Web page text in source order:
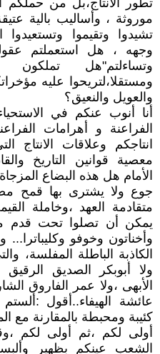
تطور الانتاج،بل من حملكم
موروثة ، وأساليب بالية
تشيدوا وتقيموا وتستعيدوا
وجهه ، هل استعملتم
وتساءلتم"هل
ومستقلا،لتريحوا عليه
والعويل والنعيق؟
أنا أنوب عنكم في
الفراعنة و أهرامات
انتاجكم وعلاقات الانتاج
معصية قوانين التاريخ
الأمام هل هذه البضاع
جوع ولا يشترى بها قمح
متقادمة العهد ،وخاملة
يمكن أن تصلوا تحت قدم
وأخناتون وخوفو
الكاذبة الباطلة المفلسة،
ولا أبوبكر الصديق
الأبهى ،ولا عمر الفاروق
عائشة الهيفاء..أقول
كئيبة ومحبطة بالمقارنة مع
أولى لكم ،ثم أولى لكم
الشعب عينكم بظهير